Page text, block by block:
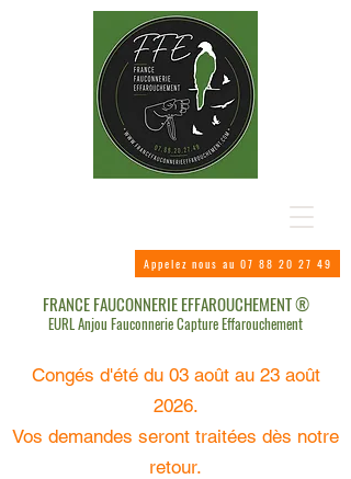
Appelez nous au 07 88 20 27 49
FRANCE FAUCONNERIE EFFAROUCHEMENT ®
EURL Anjou Fauconnerie Capture Effarouchement
Congés d'été du 03 août au 23 août
2026.
Vos demandes seront traitées dès notre
retour.